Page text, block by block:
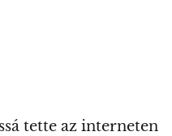
tette az interneten